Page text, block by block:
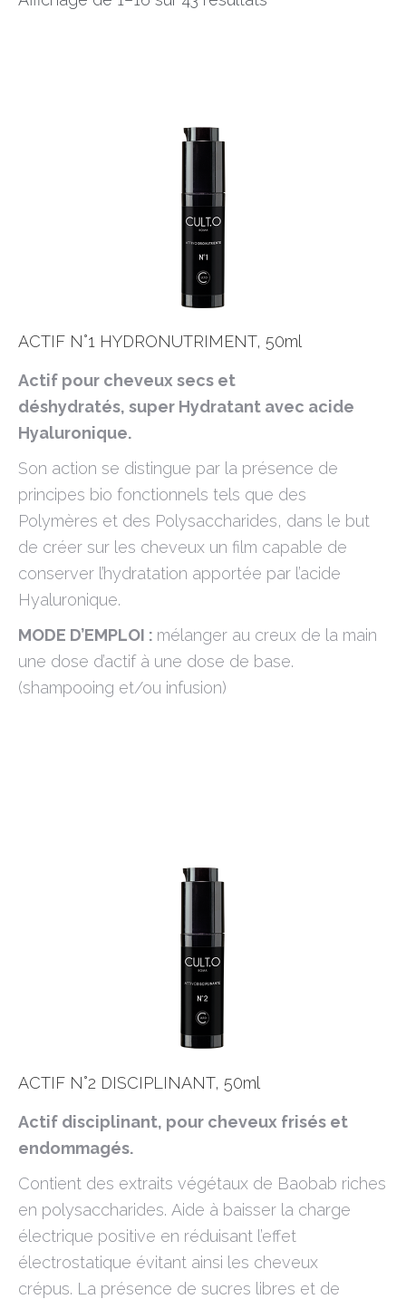
ACTIF N°1 HYDRONUTRIMENT, 50ml
Actif pour cheveux secs et
déshydratés, super Hydratant avec acide
Hyaluronique.
Son action se distingue par la présence de
principes bio fonctionnels tels que des
Polymères et des Polysaccharides, dans le but
de créer sur les cheveux un film capable de
conserver l’hydratation apportée par l’acide
Hyaluronique.
MODE D’EMPLOI : mélanger au creux de la main
une dose d’actif à une dose de base.
(shampooing et/ou infusion)
ACTIF N°2 DISCIPLINANT, 50ml
Actif disciplinant, pour cheveux frisés et
endommagés.
Contient des extraits végétaux de Baobab riches
en polysaccharides. Aide à baisser la charge
électrique positive en réduisant l’effet
électrostatique évitant ainsi les cheveux
crépus. La présence de sucres libres et de